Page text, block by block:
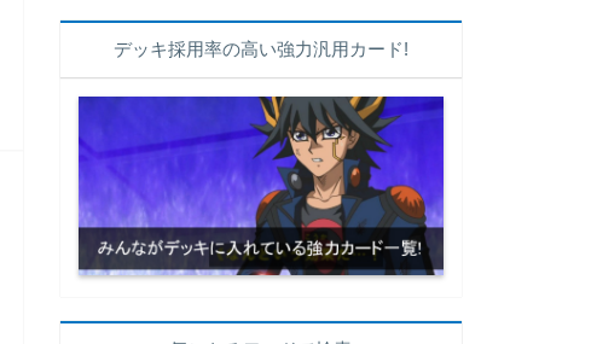
デッキ採用率の高い強力汎用カード!